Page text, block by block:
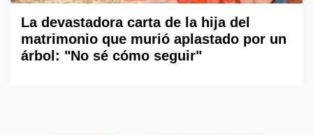
La devastadora carta de la hija del
matrimonio que murió aplastado por un
árbol: "No sé cómo seguir"